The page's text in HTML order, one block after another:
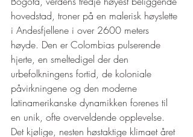
hovedstad, troner på en malerisk høyslette
i Andesfjellene i over 2600 meters
høyde. Den er Colombias pulserende
hjerte, en smeltedigel der den
urbefolkningens fortid, de koloniale
påvirkningene og den moderne
latinamerikanske dynamikken forenes til
en unik, ofte overveldende opplevelse.
Det kjølige, nesten høstaktige klimaet året